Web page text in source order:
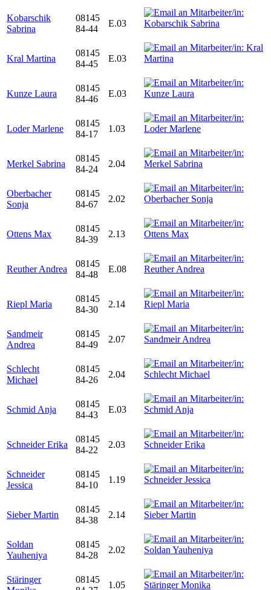
Kobarschik
Sabrina
08145
84-44
E.03
Kral Martina
08145
84-45
E.03
Kunze Laura
08145
84-46
E.03
Loder Marlene
08145
84-17
1.03
Merkel Sabrina
08145
84-24
2.04
Oberbacher
Sonja
08145
84-67
2.02
Ottens Max
08145
84-39
2.13
Reuther Andrea
08145
84-48
E.08
Riepl Maria
08145
84-30
2.14
Sandmeir
Andrea
08145
84-49
2.07
Schlecht
Michael
08145
84-26
2.04
Schmid Anja
08145
84-43
E.03
Schneider Erika
08145
84-22
2.03
Schneider
Jessica
08145
84-10
1.19
Sieber Martin
08145
84-38
2.14
Soldan
Yauheniya
08145
84-28
2.02
Stäringer
08145
1.05